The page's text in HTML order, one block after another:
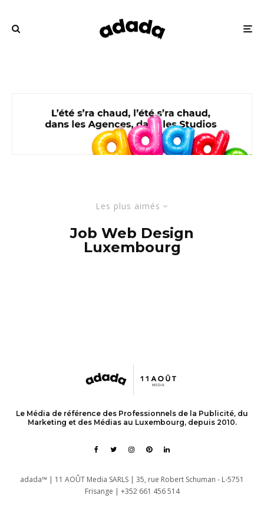
Les plus aimés
Job Web Design
Luxembourg
Le Média de référence des Professionnels de la Publicité, du
Marketing et des Médias au Luxembourg, depuis 2010.
adada™ | 11 AOÛT Media SARLS | 35, rue Robert Schuman - L-5751
Frisange | +352 661 456 514